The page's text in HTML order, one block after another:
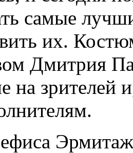
самые
их.
Дмитрия
на зрителей